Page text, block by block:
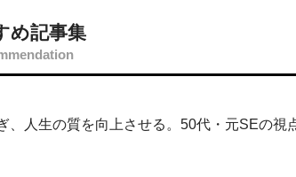
め記事集
人生の質を向上させる。50代・元SEの視